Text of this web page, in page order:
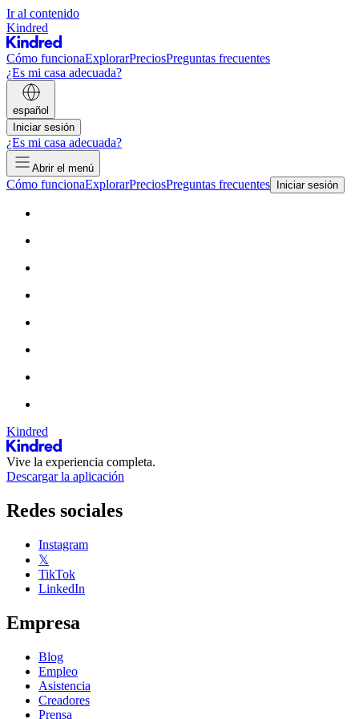
Ir al contenido
Kindred
Cómo funcionaExplorarPreciosPreguntas frecuentes
¿Es mi casa adecuada?
español
Iniciar sesión
¿Es mi casa adecuada?
Abrir el menú
Cómo funcionaExplorarPreciosPreguntas frecuentes Iniciar sesión
Kindred
Vive la experiencia completa.
Descargar la aplicación
Redes sociales
Instagram
𝕏
TikTok
LinkedIn
Empresa
Blog
Empleo
Asistencia
Creadores
Prensa